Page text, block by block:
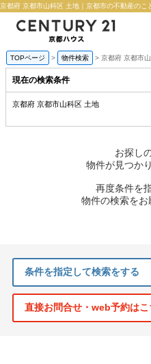
京都府 京都市山科区 土地｜京都市の不動産のこ
TOPページ 物件検索 京都府 京都市
現在の検索条件
京都府 京都市山科区 土地
お探し
物件が見つか
再度条件を
物件の検索をお
条件を指定して検索をする
直接お問合せ・web予約はこ